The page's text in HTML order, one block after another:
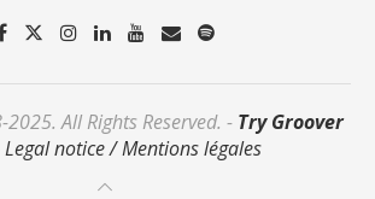
All Rights Reserved. - Try Groover
Legal notice / Mentions légales